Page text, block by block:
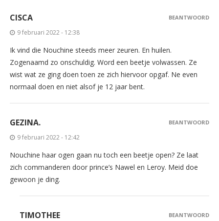
CISCA
9 februari 2022 - 12:38
Ik vind die Nouchine steeds meer zeuren. En huilen.
Zogenaamd zo onschuldig. Word een beetje volwassen. Ze
wist wat ze ging doen toen ze zich hiervoor opgaf. Ne even
normaal doen en niet alsof je 12 jaar bent.
BEANTWOORD
GEZINA.
9 februari 2022 - 12:42
Nouchine haar ogen gaan nu toch een beetje open? Ze laat
zich commanderen door prince’s Nawel en Leroy. Meid doe
gewoon je ding.
BEANTWOORD
TIMOTHEE BEANTWOORD